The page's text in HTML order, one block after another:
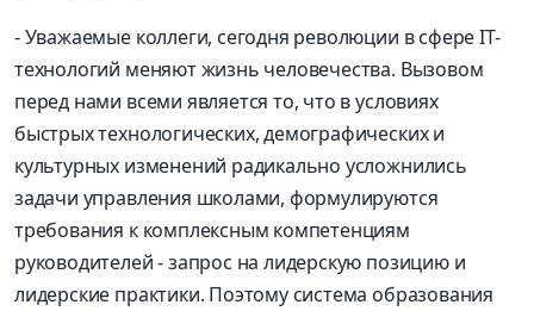
- Уважаемые коллеги, сегодня революции в сфере IT-
технологий меняют жизнь человечества. Вызовом
перед нами всеми является то, что в условиях
быстрых технологических, демографических и
культурных изменений радикально усложнились
задачи управления школами, формулируются
требования к комплексным компетенциям
руководителей - запрос на лидерскую позицию и
лидерские практики. Поэтому система образования